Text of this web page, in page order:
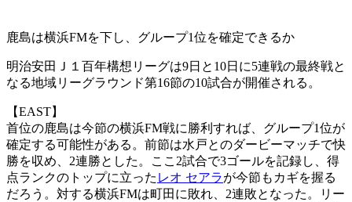
鹿島は横浜FMを下し、グループ1位を確定できるか
明治安田Ｊ１百年構想リーグは9日と10日に5連戦の最終戦と
なる地域リーグラウンド第16節の10試合が開催される。
【EAST】
首位の鹿島は今節の横浜FM戦に勝利すれば、グループ1位が
確定する可能性がある。前節は水戸とのダービーマッチで快
勝を収め、2連勝とした。ここ2試合で3ゴールを記録し、得
点ランクのトップに立った レオ セアラが今節もカギを握る
だろう。対する横浜FMは町田に敗れ、2連敗となった。リー